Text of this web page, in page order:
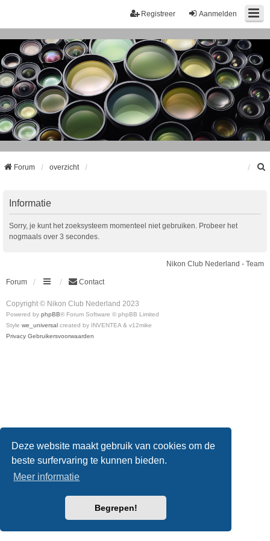
Deze website maakt gebruik van cookies om de
beste surfervaring te kunnen bieden.
Meer informatie
Begrepen!
Aanmelden
Registreer
Forum overzicht
Informatie
Sorry, je kunt het zoeksysteem momenteel niet gebruiken. Probeer het
nogmaals over 3 secondes.
Nikon Club Nederland - Team
Forum Contact
Copyright © Nikon Club Nederland 2023
Powered by phpBB® Forum Software © phpBB Limited
Style we_universal created by INVENTEA & v12mike
Privacy Gebruikersvoorwaarden